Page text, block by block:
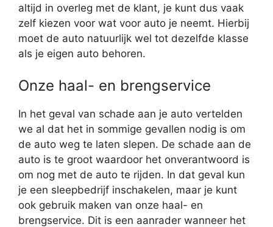
altijd in overleg met de klant, je kunt dus vaak
zelf kiezen voor wat voor auto je neemt. Hierbij
moet de auto natuurlijk wel tot dezelfde klasse
als je eigen auto behoren.
Onze haal- en brengservice
In het geval van schade aan je auto vertelden
we al dat het in sommige gevallen nodig is om
de auto weg te laten slepen. De schade aan de
auto is te groot waardoor het onverantwoord is
om nog met de auto te rijden. In dat geval kun
je een sleepbedrijf inschakelen, maar je kunt
ook gebruik maken van onze haal- en
brengservice. Dit is een aanrader wanneer het